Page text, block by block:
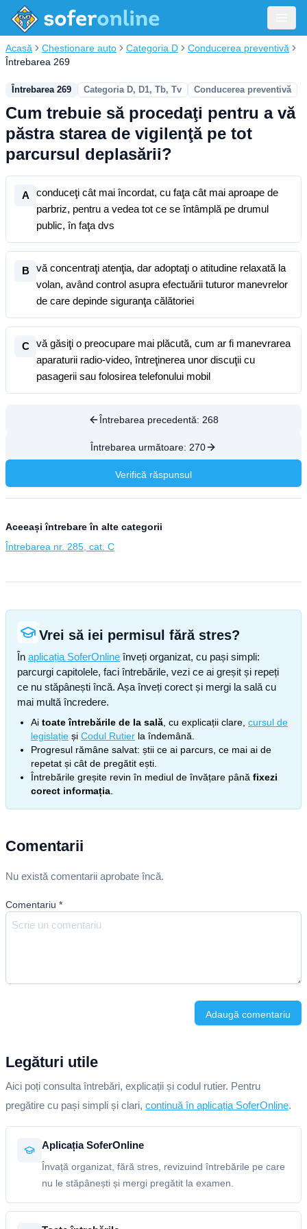
Acasă Chestionare auto Categoria D
Conducerea preventivă
Întrebarea 269
Întrebarea 269 Categoria D, D1, Tb, Tv Conducerea preventivă
Cum trebuie să procedaţi pentru a vă
păstra starea de vigilenţă pe tot
parcursul deplasării?
A
conduceţi cât mai încordat, cu faţa cât mai aproape de
parbriz, pentru a vedea tot ce se întâmplă pe drumul
public, în faţa dvs
B
vă concentraţi atenţia, dar adoptaţi o atitudine relaxată la
volan, având control asupra efectuării tuturor manevrelor
de care depinde siguranţa călătoriei
C
vă găsiţi o preocupare mai plăcută, cum ar fi manevrarea
aparaturii radio-video, întreţinerea unor discuţii cu
pasagerii sau folosirea telefonului mobil
Întrebarea precedentă: 268
Întrebarea următoare: 270
Verifică răspunsul
Aceeași întrebare în alte categorii
Întrebarea nr. 285, cat. C
Vrei să iei permisul fără stres?
În aplicația SoferOnline înveți organizat, cu pași simpli:
parcurgi capitolele, faci întrebările, vezi ce ai greșit și repeți
ce nu stăpânești încă. Așa înveți corect și mergi la sală cu
mai multă încredere.
Ai toate întrebările de la sală , cu explicații clare, cursul de
legislație și Codul Rutier la îndemână.
Progresul rămâne salvat: știi ce ai parcurs, ce mai ai de
repetat și cât de pregătit ești.
Întrebările greșite revin în mediul de învățare până fixezi
corect informația
Comentarii
Nu există comentarii aprobate încă.
Comentariu *
Adaugă comentariu
Legături utile
Aici poți consulta întrebări, explicații și codul rutier. Pentru
pregătire cu pași simpli și clari, continuă în aplicația SoferOnline.
Aplicația SoferOnline
Învață organizat, fără stres, revizuind întrebările pe care
nu le stăpânești și mergi pregătit la examen.